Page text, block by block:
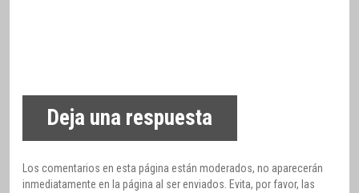
Deja una respuesta
Los comentarios en esta página están moderados, no aparecerán
inmediatamente en la página al ser enviados. Evita, por favor, las